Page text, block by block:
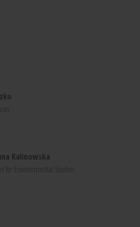
Kalinowska
for Environmental Studies